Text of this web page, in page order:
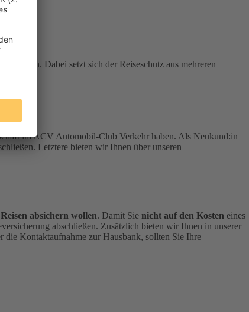
können. Dabei setzt sich der Reiseschutz aus mehreren
im ACV Automobil-Club Verkehr haben. Als Neukund:in
Letztere bieten wir Ihnen über unseren
Reisen absichern wollen. Damit Sie nicht auf den Kosten eines
abschließen. Zusätzlich bieten wir Ihnen in unserer
die Kontaktaufnahme zur Hausbank, sollten Sie Ihre